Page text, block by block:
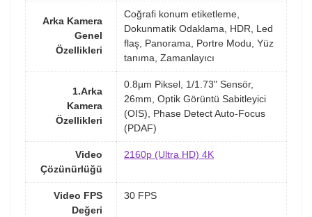
Arka Kamera
Genel
Özellikleri
Coğrafi konum etiketleme,
Dokunmatik Odaklama, HDR, Led
flaş, Panorama, Portre Modu, Yüz
tanıma, Zamanlayıcı
1.Arka
Kamera
Özellikleri
0.8µm Piksel, 1/1.73" Sensör,
26mm, Optik Görüntü Sabitleyici
(OIS), Phase Detect Auto-Focus
(PDAF)
Video
Çözünürlüğü
2160p (Ultra HD) 4K
Video FPS
Değeri
30 FPS